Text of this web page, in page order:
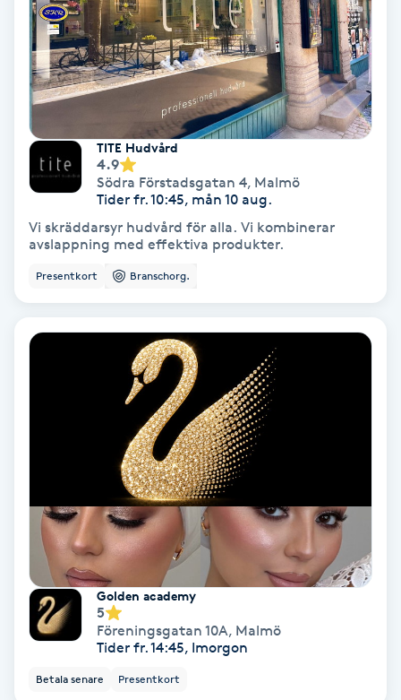
Dermapen
Diamantslipning
Enzympeeling
Fettreducering
Fibromassage
Fillers
Fotmassage
TITE Hudvård
4.9
Södra Förstadsgatan 4, Malmö
Tider fr. 10:45, mån 10 aug.
Vi skräddarsyr hudvård för alla. Vi kombinerar
avslappning med effektiva produkter.
Presentkort Branschorg.
Golden academy
5
Föreningsgatan 10A, Malmö
Tider fr. 14:45, Imorgon
Betala senare Presentkort